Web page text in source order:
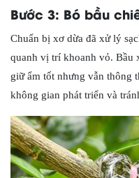
Bước 3: Bó bầu
Chuẩn bị xơ dừa đã xử lý
quanh vị trí khoanh vỏ. Bầu
giữ ẩm tốt nhưng vẫn thông
không gian phát triển và